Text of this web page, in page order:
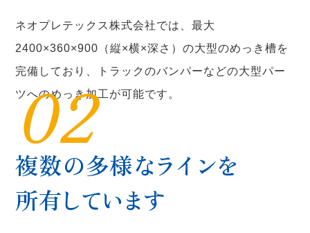
ネオプレテックス株式会社では、最大
2400×360×900（縦×横×深さ）の大型のめっき槽を
完備しており、トラックのバンパーなどの大型パー
ツへのめっき加工が可能です。
02
複数の多様なラインを
所有しています